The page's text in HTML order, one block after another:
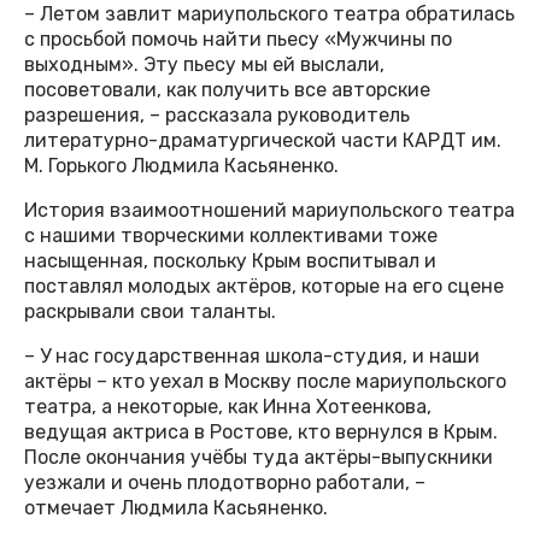
– Летом завлит мариупольского театра обратилась
с просьбой помочь найти пьесу «Мужчины по
выходным». Эту пьесу мы ей выслали,
посоветовали, как получить все авторские
разрешения, – рассказала руководитель
литературно-драматургической части КАРДТ им.
М. Горького Людмила Касьяненко.
История взаимоотношений мариупольского театра
с нашими творческими коллективами тоже
насыщенная, поскольку Крым воспитывал и
поставлял молодых актёров, которые на его сцене
раскрывали свои таланты.
– У нас государственная школа-студия, и наши
актёры – кто уехал в Москву после мариупольского
театра, а некоторые, как Инна Хотеенкова,
ведущая актриса в Ростове, кто вернулся в Крым.
После окончания учёбы туда актёры-выпускники
уезжали и очень плодотворно работали, –
отмечает Людмила Касьяненко.